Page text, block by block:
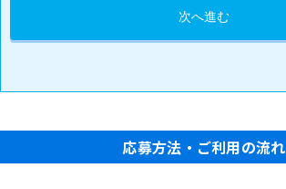
応募方法・ご利用の流れ